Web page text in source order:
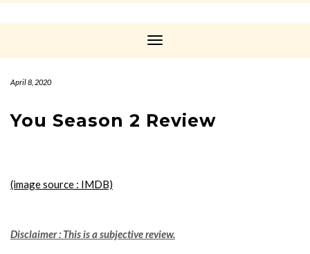
Toggle
April 8, 2020
You Season 2 Review
(image source : IMDB)
Disclaimer : This is a subjective review.